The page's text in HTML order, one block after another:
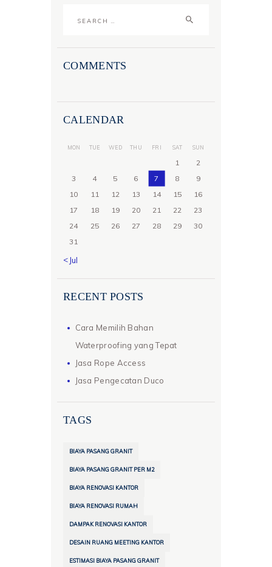
COMMENTS
CALENDAR
MON TUE WED THU FRI SAT SUN
1
2
3
4 5 6 7 8
9
10
11 12 13 14 15
16
17
18 19 20 21 22
23
24
25 26 27 28 29
30
31
« Jul
RECENT POSTS
Cara Memilih Bahan
Waterproofing yang Tepat
Jasa Rope Access
Jasa Pengecatan Duco
TAGS
BIAYA PASANG GRANIT
BIAYA PASANG GRANIT PER M2
BIAYA RENOVASI KANTOR
BIAYA RENOVASI RUMAH
DAMPAK RENOVASI KANTOR
DESAIN RUANG MEETING KANTOR
ESTIMASI BIAYA PASANG GRANIT